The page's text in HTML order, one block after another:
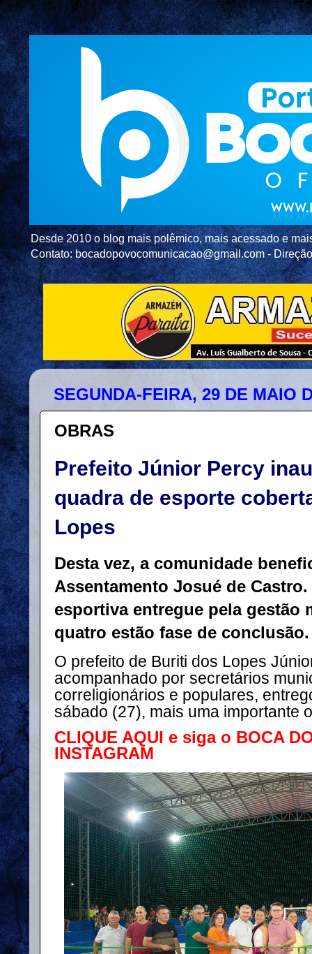
Desde 2010 o blog mais polêmico, mais acessado e
Contato: bocadopovocomunicacao@gmail.com -
SEGUNDA-FEIRA, 29 DE MAIO
OBRAS
Prefeito Júnior Percy
quadra de esporte
Lopes
Desta vez, a comunidade
Assentamento Josué de
esportiva entregue pela gestão
quatro estão fase de conclusão.
O prefeito de Buriti dos Lopes
acompanhado por secretários
correligionários e populares,
sábado (27), mais uma importante
CLIQUE AQUI e siga o BOCA
INSTAGRAM